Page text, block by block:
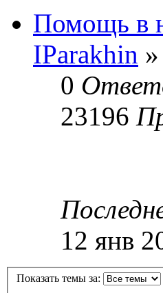
Помощь в
IParakhin
0
23196
12 янв
Показать темы за: